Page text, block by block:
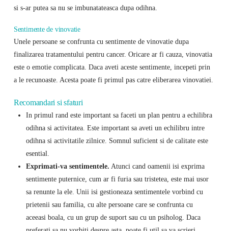
si s-ar putea sa nu se imbunatateasca dupa odihna.
Sentimente de vinovatie
Unele persoane se confrunta cu sentimente de vinovatie dupa
finalizarea tratamentului pentru cancer. Oricare ar fi cauza, vinovatia
este o emotie complicata. Daca aveti aceste sentimente, incepeti prin
a le recunoaste. Acesta poate fi primul pas catre eliberarea vinovatiei.
Recomandari si sfaturi
In primul rand este important sa faceti un plan pentru a echilibra
odihna si activitatea. Este important sa aveti un echilibru intre
odihna si activitatile zilnice. Somnul suficient si de calitate este
esential.
Exprimati-va sentimentele. Atunci cand oamenii isi exprima
sentimente puternice, cum ar fi furia sau tristetea, este mai usor
sa renunte la ele. Unii isi gestioneaza sentimentele vorbind cu
prietenii sau familia, cu alte persoane care se confrunta cu
aceeasi boala, cu un grup de suport sau cu un psiholog. Daca